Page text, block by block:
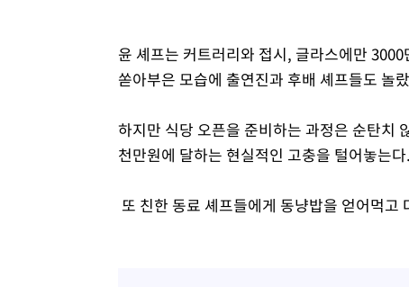
윤 셰프는 커트러리와 접시, 글라스에만
쏟아부은 모습에 출연진과 후배 셰프들도 놀
하지만 식당 오픈을 준비하는 과정은 순탄치
천만원에 달하는 현실적인 고충을 털어놓는다.
또 친한 동료 셰프들에게 동냥밥을 얻어먹